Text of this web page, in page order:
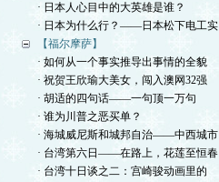
· 日本人心目中的大英雄是谁？
· 日本为什么行？——日本松下电工实
【福尔摩萨】
· 如何从一个事实推导出事情的全貌
· 祝贺王欣瑜大美女，闯入澳网32强
· 胡适的四句话——一句顶一万句
· 谁为川普之恶买单？
· 海城威尼斯和城邦自治——中西城市
· 台湾第六日——在路上，花莲至恒春
· 台湾十日谈之二：宫崎骏动画里的